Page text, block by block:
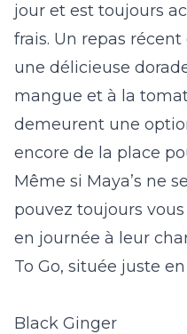
jour et est toujours
frais. Un repas
une délicieuse
mangue et à la
demeurent une
encore de la place
Même si Maya’s ne
pouvez toujours
en journée à leur
To Go, située juste
Black Ginger